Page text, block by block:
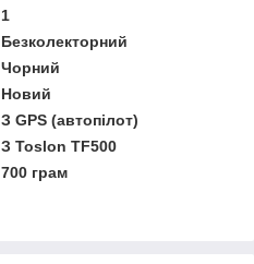
1
Безколекторний
Чорний
Новий
З GPS (автопілот)
З Toslon TF500
700 грам